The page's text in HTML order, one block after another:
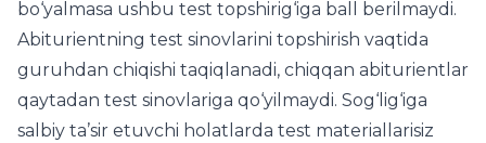
bo‘yalmasa ushbu test topshirig‘iga ball berilmaydi.
Abiturientning test sinovlarini topshirish vaqtida
guruhdan chiqishi taqiqlanadi, chiqqan abiturientlar
qaytadan test sinovlariga qo‘yilmaydi. Sog‘lig‘iga
salbiy ta’sir etuvchi holatlarda test materiallarisiz